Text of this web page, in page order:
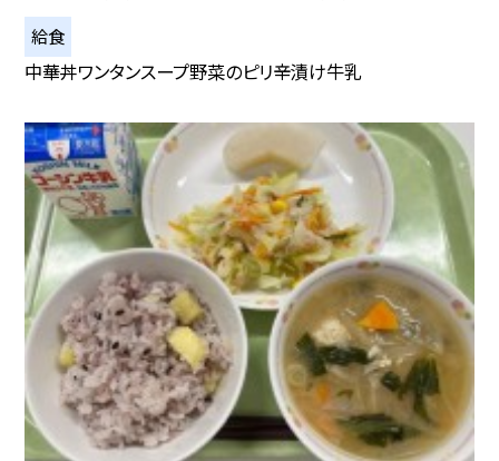
給食
中華丼ワンタンスープ野菜のピリ辛漬け牛乳